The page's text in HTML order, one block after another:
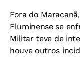
Fora do
Fluminense se
Militar teve de
houve outros